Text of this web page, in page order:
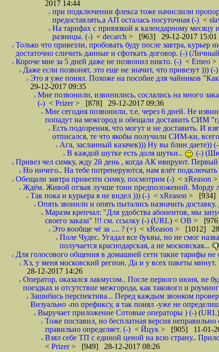
2017 14:44
при подключении флекса тоже начислили
предоставлять,а АП осталась посуточная (-) <
На тарифах с привязкой к календарному
разницы. (-) < decarch > [963] 29-12-2017 15:01
Только что привезли, пробовать буду после завтра,
достаточно сличить данные и сфоткать договор. (-)
Короче мне за 5 дней даже не позвонил никто. (-) < Erneo >
Даже если позвонят, это еще не значит, что привезут ))) (-)
Это я уже понял. Похоже на пособие для чайников
29-12-2017 09:35
Мне позвонили, извинились, сослались на много
(-) < Prizer> [878] 29-12-2017 09:36
Мне сегодня позвонили, т.е. через 6 дней. Не
попадут на межгород и обещали доставить СИМ
Есть подозрения, что могут и не доставить. И
отписался, те что якобы получили СИМ-ки,
Ага, засланный казачек))) Ну вы блин даете))
В каждой шутке есть доля шутки..
(-)
Привез чел симку, жду 2й день , когда АК ивируют. Первый
Но ничего.. На тебе потренеруются, нам влёт подключать
Обещали завтра привезти симку, посмотрим (-) < xReason
Ждём. Живой отзыв лучше тонн предположений. Морду
Так пока и курьера я не видел ))) (-) < xReason > [934]
Опять звонили и опять пытались назначить
Маразм крепчал: "Для удобства абонентов, мы
своего заказа" !!! см. ссылку (-) (URL) < ОВ >
Это вообще чё за .... ? (+) < xReason > [1012]
Поле Чудес. Угадал все буквы, но не смог
получается краснодарская, а не московская...
Для голосового общения в домашней сети такие тарифы не
Хз, у меня московский регион. Да и у всех пакеты
28-12-2017 14:26
Оператор, оказался лакмусом.. После первого июня, не
поездках и отсутствие межгорода, как такового и
Зашибись перспектива... Перед каждым звонком
Визуально -по префиксу, я так понял -уже не
Выручает приложение Сотовые операторы ) (-) (URL
Тоже поставил, но бесплатная версия
правильно определяет. (-) < Йцук > [905] 11-01-
Взял себе ТП с единой ценой на всю страну..
< Prizer> [949] 28-12-2017 08:26